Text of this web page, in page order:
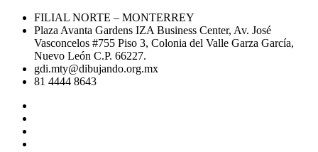
FILIAL NORTE – MONTERREY
Plaza Avanta Gardens IZA Business Center, Av. José
Vasconcelos #755 Piso 3, Colonia del Valle Garza García,
Nuevo León C.P. 66227.
gdi.mty@dibujando.org.mx
81 4444 8643